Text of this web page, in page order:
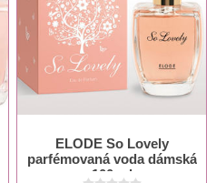
ELODE So Lovely
parfémovaná voda dámská
100 ml